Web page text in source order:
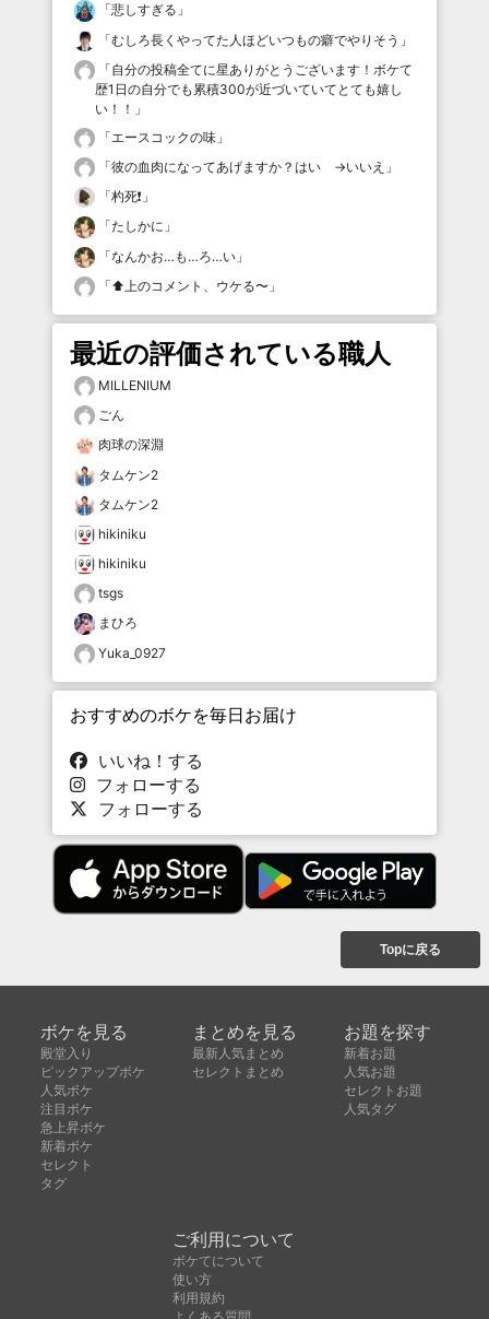
「悲しすぎる 」
「むしろ長くやってた人ほどいつもの癖でやりそう 」
「自分の投稿全てに星ありがとうございます！ボケて
歴1日の自分でも累積300が近づいていてとても嬉し
い！！ 」
「エースコックの味 」
「彼の血肉になってあげますか？はい →いいえ 」
「杓死❗️ 」
「たしかに 」
「なんかお…も…ろ…い 」
「⬆️上のコメント、ウケる〜 」
最近の評価されている職人
MILLENIUM
ごん
肉球の深淵
タムケン2
タムケン2
hikiniku
hikiniku
tsgs
まひろ
Yuka_0927
おすすめのボケを毎日お届け
いいね！する
フォローする
フォローする
Topに戻る
ボケを見る
殿堂入り
ピックアップボケ
人気ボケ
注目ボケ
急上昇ボケ
新着ボケ
セレクト
タグ
まとめを見る
最新人気まとめ
セレクトまとめ
お題を探す
新着お題
人気お題
セレクトお題
人気タグ
ご利用について
ボケてについて
使い方
利用規約